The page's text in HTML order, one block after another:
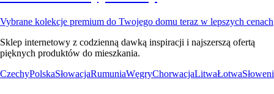
Vybrane kolekcje premium do Twojego domu teraz w lepszych cenach
Sklep internetowy z codzienną dawką inspiracji i najszerszą ofertą
pięknych produktów do mieszkania.
CzechyPolskaSłowacjaRumuniaWęgryChorwacjaLitwaŁotwa